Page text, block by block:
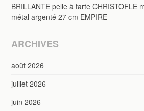
BRILLANTE pelle à tarte CHRISTOFLE
métal argenté 27 cm EMPIRE
ARCHIVES
août 2026
juillet 2026
juin 2026